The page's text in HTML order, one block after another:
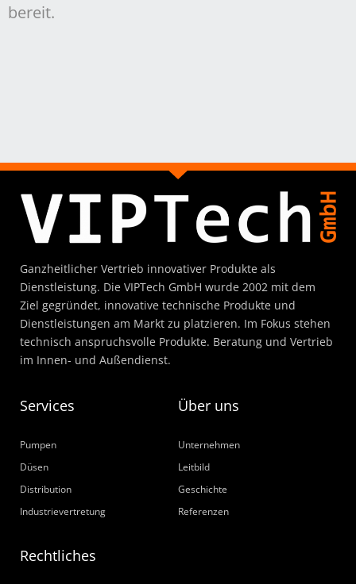
bereit.
Ganzheitlicher Vertrieb innovativer Produkte als
Dienstleistung. Die VIPTech GmbH wurde 2002 mit dem
Ziel gegründet, innovative technische Produkte und
Dienstleistungen am Markt zu platzieren. Im Fokus stehen
technisch anspruchsvolle Produkte. Beratung und Vertrieb
im Innen- und Außendienst.
Services
Pumpen
Düsen
Distribution
Industrievertretung
Über uns
Unternehmen
Leitbild
Geschichte
Referenzen
Rechtliches